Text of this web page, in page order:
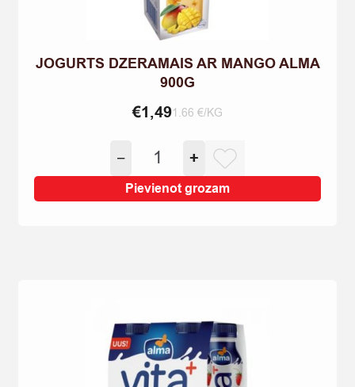
JOGURTS DZERAMAIS AR MANGO ALMA
900G
€1,491.66 €/KG
−
JOGURTS
DZERAMAIS
AR
MANGO
+
Pievienot grozam